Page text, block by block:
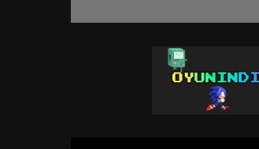
Oyun
İndir